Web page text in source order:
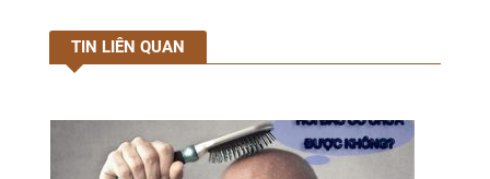
TIN LIÊN QUAN